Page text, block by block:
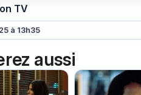
TV
à 13h35
aussi